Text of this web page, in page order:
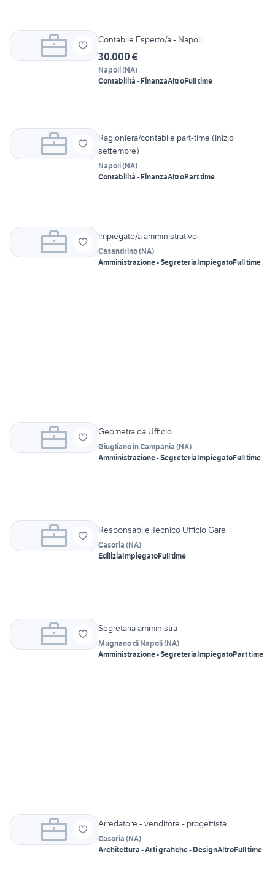
Contabile Esperto/a - Napoli
30.000 €
Napoli(NA)
Contabilità - FinanzaAltroFull time
Ragioniera/contabile part-time (inizio
settembre)
Napoli(NA)
Contabilità - FinanzaAltroPart time
Impiegato/a amministrativo
Casandrino(NA)
Amministrazione - SegreteriaImpiegatoFull time
Geometra da Ufficio
Giugliano in Campania (NA)
Amministrazione - SegreteriaImpiegatoFull time
Responsabile Tecnico Ufficio Gare
Casoria (NA)
EdiliziaImpiegatoFull time
Segretaria amministra
Mugnano di Napoli(NA)
Amministrazione - SegreteriaImpiegatoPart time
Arredatore - venditore - progettista
Casoria (NA)
Architettura - Arti grafiche - DesignAltroFull time